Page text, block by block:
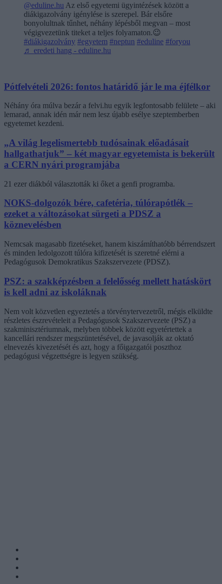
@eduline.hu Az első egyetemi ügyintézések között a
diákigazolvány igénylése is szerepel. Bár elsőre
bonyolultnak tűnhet, néhány lépésből megvan – most
végigvezetünk titeket a teljes folyamaton.😉
#diákigazolvány #egyetem #neptun #eduline #foryou
♬ eredeti hang - eduline.hu
Pótfelvételi 2026: fontos határidő jár le ma éjfélkor
Néhány óra múlva bezár a felvi.hu egyik legfontosabb felülete – aki
lemarad, annak idén már nem lesz újabb esélye szeptemberben
egyetemet kezdeni.
„A világ legelismertebb tudósainak előadásait
hallgathatjuk” – két magyar egyetemista is bekerült
a CERN nyári programjába
21 ezer diákból választották ki őket a genfi programba.
NOKS-dolgozók bére, cafetéria, túlórapótlék –
ezeket a változásokat sürgeti a PDSZ a
köznevelésben
Nemcsak magasabb fizetéseket, hanem kiszámíthatóbb bérrendszert
és minden ledolgozott túlóra kifizetését is szeretné elérni a
Pedagógusok Demokratikus Szakszervezete (PDSZ).
PSZ: a szakképzésben a felelősség mellett hatáskört
is kell adni az iskoláknak
Nem volt közvetlen egyeztetés a törvénytervezetről, mégis elküldte
részletes észrevételeit a Pedagógusok Szakszervezete (PSZ) a
szakminisztériumnak, melyben többek között egyetértettek a
kancellári rendszer megszüntetésével, de javasolják az oktató
elnevezés kivezetését és azt, hogy a főigazgatói poszthoz
pedagógusi végzettségre is legyen szükség.